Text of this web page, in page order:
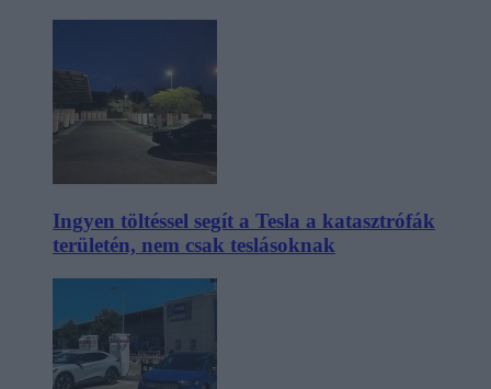
Ingyen töltéssel segít a Tesla a katasztrófák
területén, nem csak teslásoknak